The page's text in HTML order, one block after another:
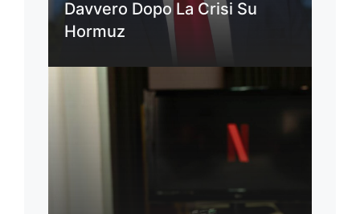
Davvero Dopo La Crisi Su
Hormuz